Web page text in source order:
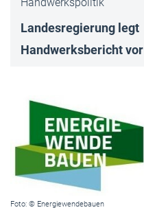
Landesregierung legt
Handwerksbericht vor
Foto: © Energiewendebauen